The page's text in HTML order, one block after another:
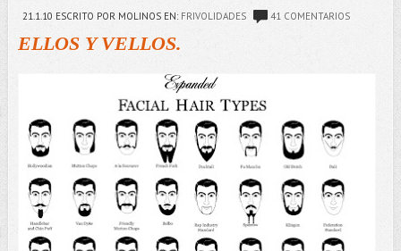
21.1.10 ESCRITO POR MOLINOS EN: FRIVOLIDADES 41 COMENTARIOS
ELLOS Y VELLOS.